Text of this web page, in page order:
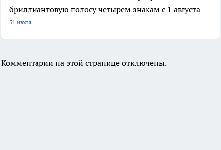
бриллиантовую полосу четырем знакам с 1 августа
31 июля
Комментарии на этой странице отключены.